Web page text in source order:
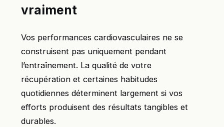
vraiment
Vos performances cardiovasculaires ne se
construisent pas uniquement pendant
l’entraînement. La qualité de votre
récupération et certaines habitudes
quotidiennes déterminent largement si vos
efforts produisent des résultats tangibles et
durables.